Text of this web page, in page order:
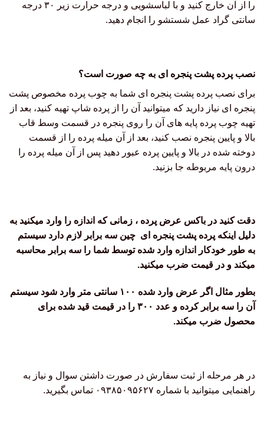
را از آن خارج کنید و با لباسشویی و درجه حرارت زیر ۳۰ درجه
سانتی گراد عمل شستشو را انجام دهید.
نصب پرده پشت پنجره ای به چه صورت است؟
برای نصب پرده پشت پنجره ای شما به چوب پرده مخصوص پشت
پنجره ای نیاز دارید که میتوانید آن را از پرده شاپ تهیه کنید، بعد از
تهیه چوب پرده پایه های آن را روی پنجره در قسمت وسط قاب
بالا و پایین پنجره نصب کنید، بعد از آن میله پرده را از قسمت
دوخته شده در بالا و پایین پرده عبور دهید پس از آن میله پرده را
درون پایه مربوطه جا بزنید.
دقت کنید در باکس عرض پرده ، زمانی که اندازه را وارد میکنید به
دلیل اینکه پرده پشت پنجره ای چین سه برابر لازم دارد سیستم
به طور خودکار اندازه وارد شده توسط شما را سه برابر محاسبه
میکند و در قیمت ضرب میکنید.
بطور مثال اگر عرض وارد شده ۱۰۰ سانتی متر وارد شود سیستم
آن را سه برابر کرده و عدد ۳۰۰ را در قیمت قید شده برای
محصول ضرب میکند.
در هر مرحله از ثبت سفارش در صورت داشتن سوال و نیاز به
راهنمایی میتوانید با شماره ۰۹۳۸۵۰۹۵۶۲۷ تماس بگیرید.